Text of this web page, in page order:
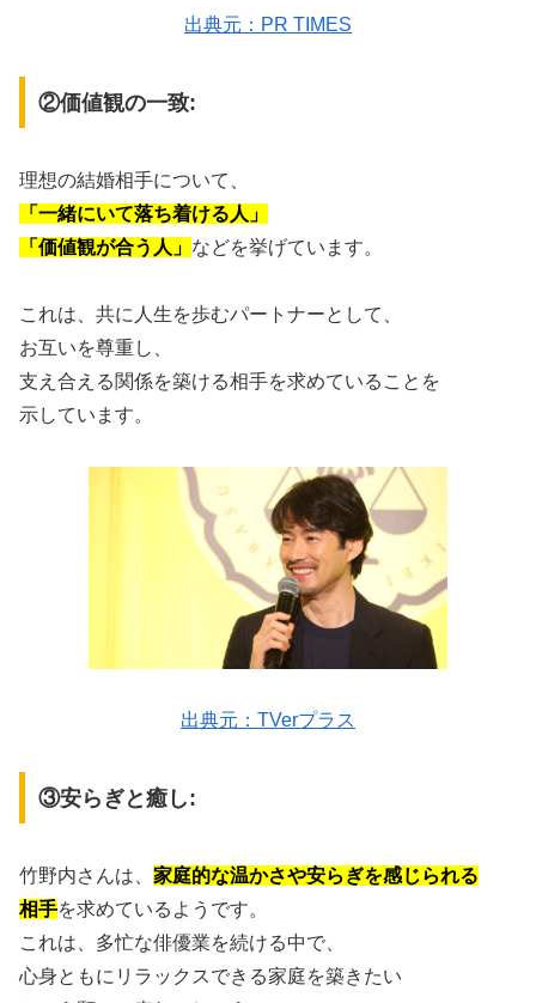
出典元：PR TIMES
②価値観の一致:
理想の結婚相手について、
「一緒にいて落ち着ける人」
「価値観が合う人」 などを挙げています。
これは、共に人生を歩むパートナーとして、
お互いを尊重し、
支え合える関係を築ける相手を求めていることを
示しています。
出典元：TVerプラス
③安らぎと癒し:
竹野内さんは、 家庭的な温かさや安らぎを感じられる
相手を求めているようです。
これは、多忙な俳優業を続ける中で、
心身ともにリラックスできる家庭を築きたい